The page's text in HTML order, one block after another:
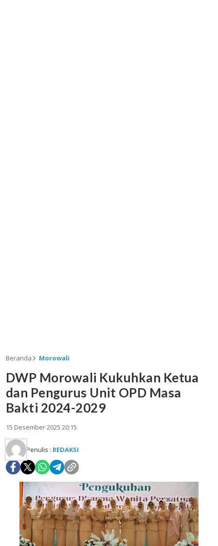
Beranda Morowali
DWP Morowali Kukuhkan Ketua
dan Pengurus Unit OPD Masa
Bakti 2024-2029
15 Desember 2025 20:15
Penulis : REDAKSI